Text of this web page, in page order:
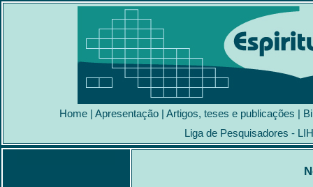
Home | Apresentação | Artigos, teses e publicações |
Liga de Pesquisadores -